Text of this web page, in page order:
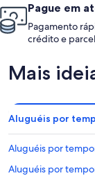
Pague em
Pagamento
crédito e
Mais
Aluguéis por
Aluguéis por
Aluguéis por